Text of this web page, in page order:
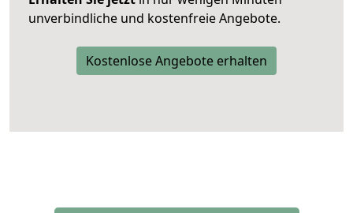
unverbindliche und kostenfreie Angebote.
Kostenlose Angebote erhalten